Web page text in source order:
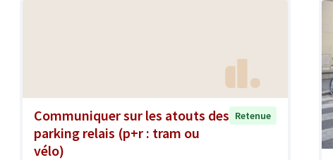
Communiquer sur les atouts des
parking relais (p+r : tram ou
vélo)
Retenue